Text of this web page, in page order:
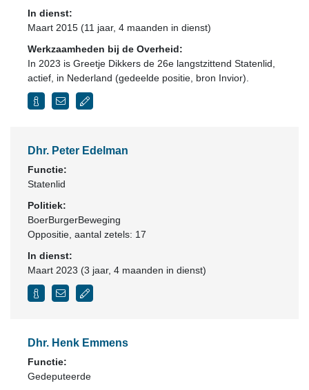
In dienst:
Maart 2015 (11 jaar, 4 maanden in dienst)
Werkzaamheden bij de Overheid:
In 2023 is Greetje Dikkers de 26e langstzittend Statenlid,
actief, in Nederland (gedeelde positie, bron Invior).
Dhr. Peter Edelman
Functie:
Statenlid
Politiek:
BoerBurgerBeweging
Oppositie , aantal zetels: 17
In dienst:
Maart 2023 (3 jaar, 4 maanden in dienst)
Dhr. Henk Emmens
Functie:
Gedeputeerde